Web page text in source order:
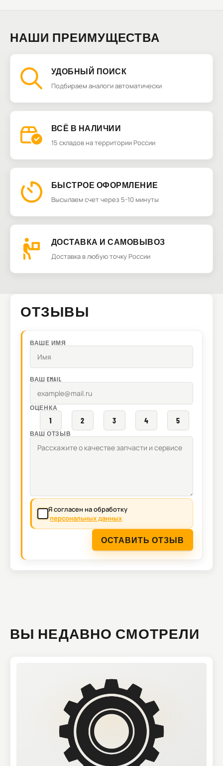
НАШИ ПРЕИМУЩЕСТВА
УДОБНЫЙ ПОИСК
Подбираем аналоги автоматически
ВСЁ В НАЛИЧИИ
15 складов на территории России
БЫСТРОЕ ОФОРМЛЕНИЕ
Высылаем счет через 5-10 минуты
ДОСТАВКА И САМОВЫВОЗ
Доставка в любую точку России
ОТЗЫВЫ
ВАШЕ ИМЯ
ВАШ EMAIL
ОЦЕНКА
1 2 3 4 5
ВАШ ОТЗЫВ
Я согласен на обработку
персональных данных
ОСТАВИТЬ ОТЗЫВ
ВЫ НЕДАВНО СМОТРЕЛИ